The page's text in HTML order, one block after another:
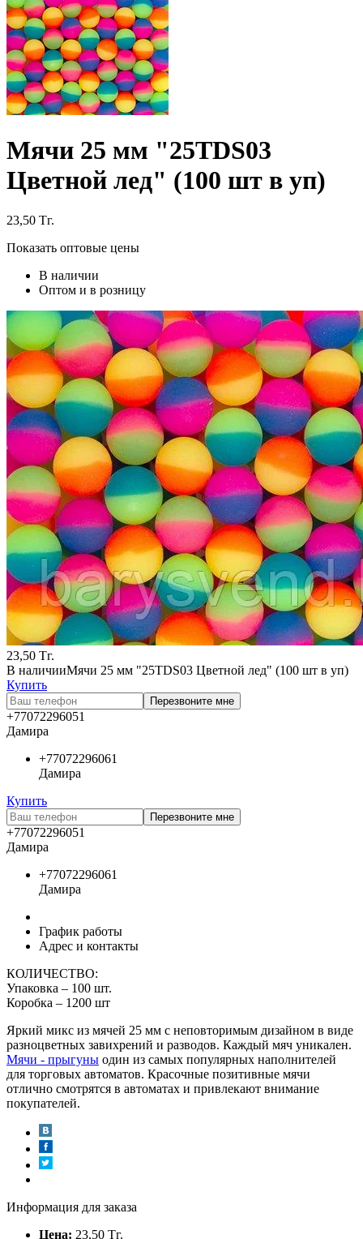
Мячи 25 мм "25TDS03
Цветной лед" (100 шт в уп)
23,50 Тг.
Показать оптовые цены
В наличии
Оптом и в розницу
23,50 Тг.
В наличииМячи 25 мм "25TDS03 Цветной лед" (100 шт в уп)
Купить
Перезвоните мне
+77072296051
Дамира
+77072296061
Дамира
Купить
Перезвоните мне
+77072296051
Дамира
+77072296061
Дамира
График работы
Адрес и контакты
КОЛИЧЕСТВО:
Упаковка – 100 шт.
Коробка – 1200 шт
Яркий микс из мячей 25 мм с неповторимым дизайном в виде
разноцветных завихрений и разводов. Каждый мяч уникален.
Мячи - прыгуны один из самых популярных наполнителей
для торговых автоматов. Красочные позитивные мячи
отлично смотрятся в автоматах и привлекают внимание
покупателей.
Информация для заказа
Цена: 23,50 Тг.